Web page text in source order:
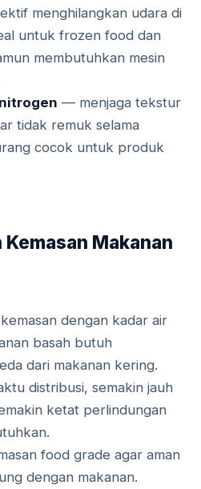
menghilangkan udara di
untuk frozen food dan
membutuhkan mesin
— menjaga tekstur
tidak remuk selama
cocok untuk produk
Makanan
dengan kadar air
basah butuh
dari makanan kering.
distribusi, semakin jauh
ketat perlindungan
food grade agar aman
dengan makanan.